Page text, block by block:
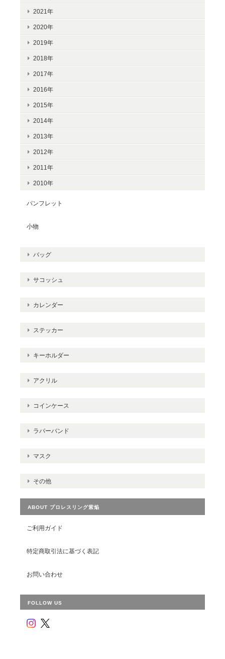
2021年
2020年
2019年
2018年
2017年
2016年
2015年
2014年
2013年
2012年
2011年
2010年
パンフレット
小物
バッグ
サコッシュ
カレンダー
ステッカー
キーホルダー
アクリル
コインケース
ラバーバンド
マスク
その他
ABOUT プロレスリング紫焔
ご利用ガイド
特定商取引法に基づく表記
お問い合わせ
FOLLOW US